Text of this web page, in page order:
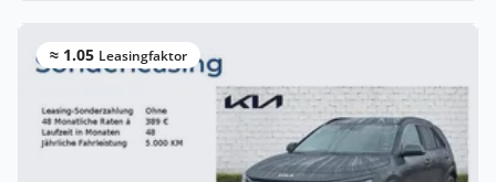
≈ 1.05 Leasingfaktor